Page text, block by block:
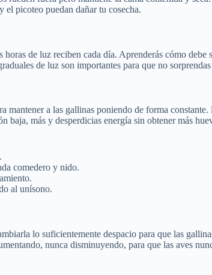
picoteo puedan dañar tu cosecha.
de luz reciben cada día. Aprenderás cómo
de luz son importantes para que no
mantener a las gallinas poniendo de forma
más y desperdicias energía sin obtener más
comedero y nido.
al unísono.
lo suficientemente despacio para que las
nunca disminuyendo, para que las aves